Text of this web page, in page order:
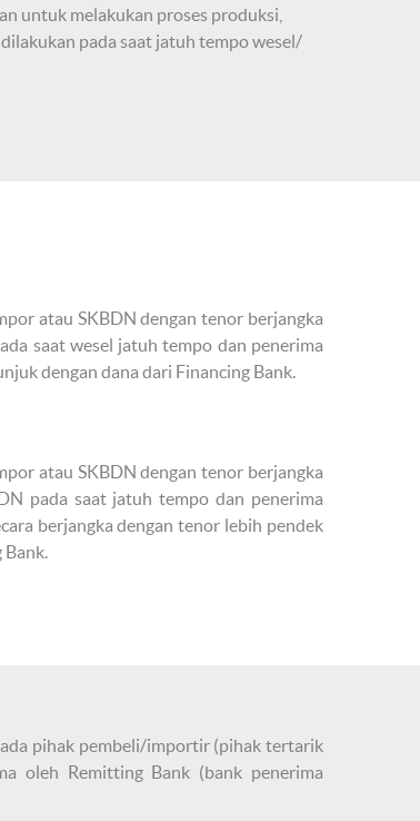
untuk melakukan proses produksi,
pada saat jatuh tempo wesel/
atau SKBDN dengan tenor berjangka
saat wesel jatuh tempo dan penerima
dengan dana dari Financing Bank.
atau SKBDN dengan tenor berjangka
pada saat jatuh tempo dan penerima
berjangka dengan tenor lebih pendek
Bank.
pihak pembeli/importir (pihak tertarik
oleh Remitting Bank (bank penerima